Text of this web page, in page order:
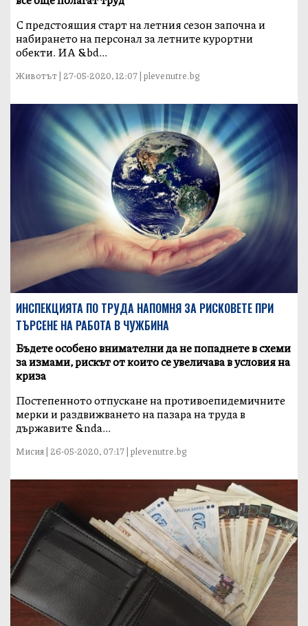
С предстоящия старт на летния сезон започна и
набирането на персонал за летните курортни
обекти. ИА &bd...
Животът | 27-05-2020, 12:07 | plevenutre.bg
ИНСПЕКЦИЯТА ПО ТРУДА НАПОМНЯ ЗА РИСКОВЕТЕ ПРИ
ТЪРСЕНЕ НА РАБОТА В ЧУЖБИНА
Бъдете особено внимателни да не попаднете в схеми
за измами, рискът от които се увеличава в условия на
криза
Постепенното отпускане на противоепидемичните
мерки и раздвижването на пазара на труда в
държавите &nda...
Мисия | 26-05-2020, 07:17 | plevenutre.bg